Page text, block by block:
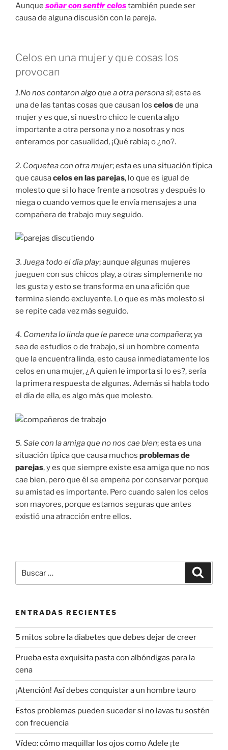
Aunque soñar con sentir celostambién puede ser
causa de alguna discusión con la pareja.
Celos en una mujer y que cosas los
provocan
1.No nos contaron algo que a otra persona sí; esta es
una de las tantas cosas que causan los celosde una
mujer y es que, si nuestro chico le cuenta algo
importante a otra persona y no a nosotras y nos
enteramos por casualidad, ¡Qué rabia¡ o ¿no?.
2. Coquetea con otra mujer; esta es una situación típica
que causacelos en las parejas, lo que es igual de
molesto que si lo hace frente a nosotras y después lo
niega o cuando vemos que le envía mensajes a una
compañera de trabajo muy seguido.
3. Juega todo el día play; aunque algunas mujeres
jueguen con sus chicos play, a otras simplemente no
les gusta y esto se transforma en una afición que
termina siendo excluyente. Lo que es más molesto si
se repite cada vez más seguido.
4. Comenta lo linda que le parece una compañera; ya
sea de estudios o de trabajo, si un hombre comenta
que la encuentra linda, esto causa inmediatamente los
celos en una mujer, ¿A quien le importa si lo es?, sería
la primera respuesta de algunas. Además si habla todo
el día de ella, es algo más que molesto.
5. Sale con la amiga que no nos cae bien; esta es una
situación típica que causa muchos problemas de
parejas, y es que siempre existe esa amiga que no nos
cae bien, pero que él se empeña por conservar porque
su amistad es importante. Pero cuando salen los celos
son mayores, porque estamos seguras que antes
existió una atracción entre ellos.
por:
ENTRADAS RECIENTES
5 mitos sobre la diabetes que debes dejar de creer
Prueba esta exquisita pasta con albóndigas para la
cena
¡Atención! Así debes conquistar a un hombre tauro
Estos problemas pueden suceder si no lavas tu sostén
con frecuencia
Vídeo: cómo maquillar los ojos como Adele ¡te